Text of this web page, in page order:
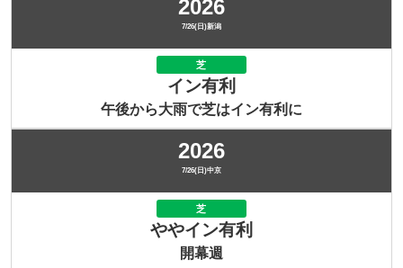
2026
7/26(日)新潟
芝
イン有利
午後から大雨で芝はイン有利に
2026
7/26(日)中京
芝
ややイン有利
開幕週